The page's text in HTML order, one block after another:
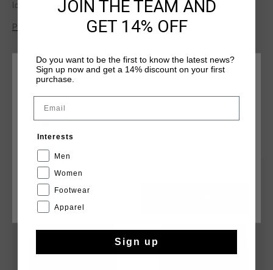
logo on the chest, this hoodie combines comfort and style
with its regular fit. Perfect for everyday wear, it offers a
versatile look for any casual occasion.
Plus d’information
TU POURRAIS AIMER
CHOISISSEZ VOTRE EMPLACEMENT ET VOTRE
France
JOIN THE TEAM AND
GET 14% OFF
Do you want to be the first to know the latest news?
Sign up now and get a 14% discount on your first
purchase.
Email
Interests
Men
Women
Footwear
Apparel
Sign up